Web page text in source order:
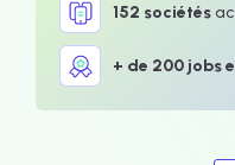
152 sociétés
+ de 200 jobs